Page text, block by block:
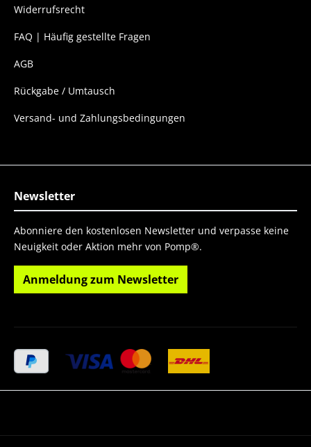
Widerrufsrecht
FAQ | Häufig gestellte Fragen
AGB
Rückgabe / Umtausch
Versand- und Zahlungsbedingungen
Newsletter
Abonniere den kostenlosen Newsletter und verpasse keine
Neuigkeit oder Aktion mehr von Pomp®.
Anmeldung zum Newsletter